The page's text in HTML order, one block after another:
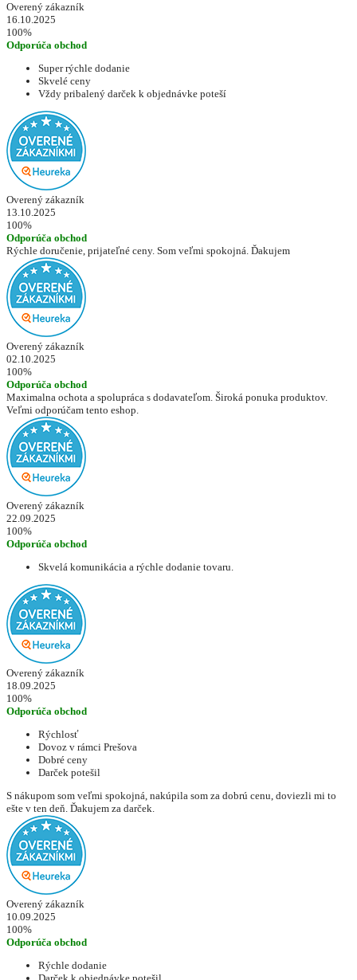
Overený zákazník
16.10.2025
100%
Odporúča obchod
Super rýchle dodanie
Skvelé ceny
Vždy pribalený darček k objednávke poteší
Overený zákazník
13.10.2025
100%
Odporúča obchod
Rýchle doručenie, prijateľné ceny. Som veľmi spokojná. Ďakujem
Overený zákazník
02.10.2025
100%
Odporúča obchod
Maximalna ochota a spolupráca s dodavateľom. Široká ponuka produktov.
Veľmi odporúčam tento eshop.
Overený zákazník
22.09.2025
100%
Odporúča obchod
Skvelá komunikácia a rýchle dodanie tovaru.
Overený zákazník
18.09.2025
100%
Odporúča obchod
Rýchlosť
Dovoz v rámci Prešova
Dobré ceny
Darček potešil
S nákupom som veľmi spokojná, nakúpila som za dobrú cenu, doviezli mi to
ešte v ten deň. Ďakujem za darček.
Overený zákazník
10.09.2025
100%
Odporúča obchod
Rýchle dodanie